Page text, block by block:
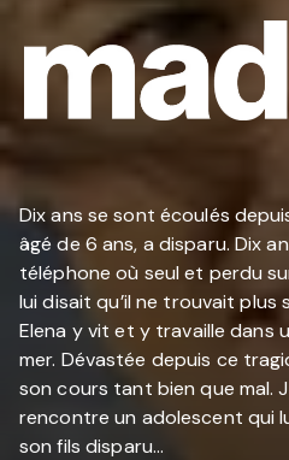
Dix ans se sont écoulés
âgé de 6 ans, a disparu. Dix
téléphone où seul et perdu
lui disait qu’il ne trouvait plus
Elena y vit et y travaille dans
mer. Dévastée depuis ce
son cours tant bien que mal.
rencontre un adolescent qui
son fils disparu…